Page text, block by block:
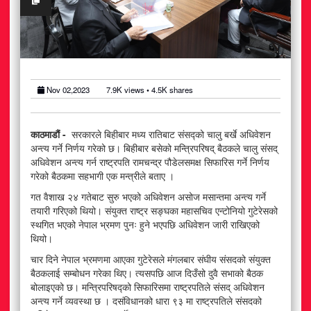
अटोमोबाइल
आर्थिक
खेलकुद
राजनीति
स्वास्थ्य
मनोरञ्जन
जीवनशैली
Nov 02,2023 7.9Kviews •4.5Kshares
काठमाडौं - सरकारले बिहीबार मध्य रातिबाट संसद्को चालु बर्खे अधिवेशन
अन्त्य गर्ने निर्णय गरेको छ। बिहीबार बसेको मन्त्रिपरिषद् बैठकले चालु संसद्
अधिवेशन अन्त्य गर्न राष्ट्रपति रामचन्द्र पौडेलसमक्ष सिफारिस गर्ने निर्णय
गरेको बैठकमा सहभागी एक मन्त्रीले बताए ।
गत वैशाख २४ गतेबाट सुरु भएको अधिवेशन असोज मसान्तमा अन्त्य गर्ने
तयारी गरिएको थियो। संयुक्त राष्ट्र सङ्घका महासचिव एन्टोनियो गुटेरेसको
स्थगित भएको नेपाल भ्रमण पुनः हुने भएपछि अधिवेशन जारी राखिएको
थियो।
चार दिने नेपाल भ्रमणमा आएका गुटेरेसले मंगलबार संघीय संसदको संयुक्त
बैठकलाई सम्बोधन गरेका थिए। त्यसपछि आज दिउँसो दुवै सभाको बैठक
बोलाइएको छ। मन्त्रिपरिषद्को सिफारिसमा राष्ट्रपतिले संसद् अधिवेशन
अन्त्य गर्ने व्यवस्था छ । दसंविधानको धारा ९३ मा राष्ट्रपतिले संसदको